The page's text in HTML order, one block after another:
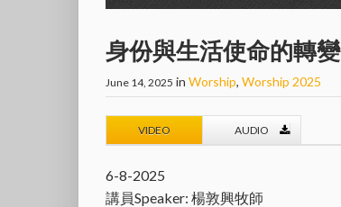
身份與生活使命的轉變
June 14, 2025 in Worship, Worship 2025
VIDEO AUDIO
6-8-2025
講員Speaker: 楊敦興牧師